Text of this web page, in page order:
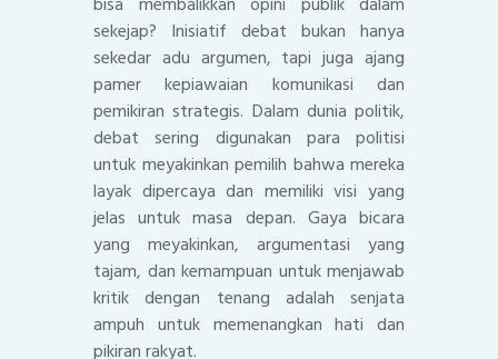
sekejap? Inisiatif debat bukan hanya
sekedar adu argumen, tapi juga ajang
pamer kepiawaian komunikasi dan
pemikiran strategis. Dalam dunia politik,
debat sering digunakan para politisi
untuk meyakinkan pemilih bahwa mereka
layak dipercaya dan memiliki visi yang
jelas untuk masa depan. Gaya bicara
yang meyakinkan, argumentasi yang
tajam, dan kemampuan untuk menjawab
kritik dengan tenang adalah senjata
ampuh untuk memenangkan hati dan
pikiran rakyat.